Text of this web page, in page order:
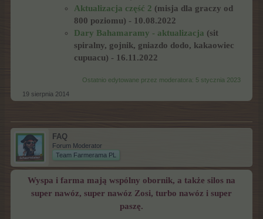
Aktualizacja część 2 (misja dla graczy od
800 poziomu) - 10.08.2022
Dary Bahamaramy - aktualizacja (sit
spiralny, gojnik, gniazdo dodo, kakaowiec
cupuacu) - 16.11.2022
Ostatnio edytowane przez moderatora: 5 stycznia 2023
19 sierpnia 2014
FAQ
Forum Moderator
Team Farmerama PL
Wyspa i farma mają wspólny obornik, a także silos na
super nawóz, super nawóz Zosi, turbo nawóz i super
paszę.